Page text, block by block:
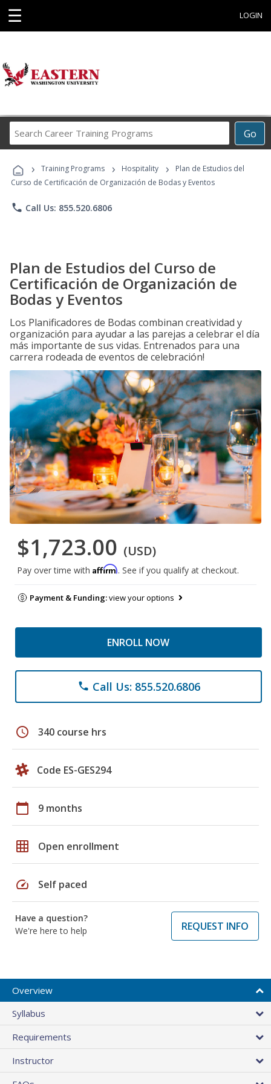
☰ LOGIN
Go
Career
Programs
› Training Programs › Hospitality ›
Plan de Estudios del
Curso de Certificación de Organización de Bodas y Eventos
phone Call Us: 855.520.6806
Plan de Estudios del Curso de
Certificación de Organización de
Bodas y Eventos
Los Planificadores de Bodas combinan creatividad y
organización para ayudar a las parejas a celebrar el día
más importante de sus vidas. Entrenados para una
carrera rodeada de eventos de celebración!
$1,723.00 (USD)
Pay over time with Affirm. See if you qualify at checkout.
Payment & Funding:view your options
ENROLL NOW
phone Call Us: 855.520.6806
schedule 340 course hrs
Code ES-GES294
calendar_today 9 months
grid_on Open enrollment
speed Self paced
Have a question?
We're here to help
REQUEST INFO
Overview
Syllabus
Requirements
Instructor